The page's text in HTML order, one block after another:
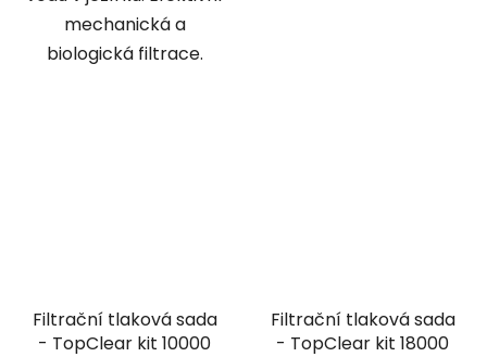
mechanická a
biologická filtrace.
Filtrační tlaková sada
- TopClear kit 10000
Filtrační tlaková sada
- TopClear kit 18000